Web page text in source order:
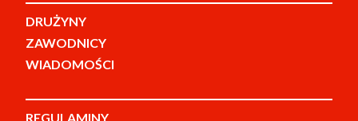
DRUŻYNY
ZAWODNICY
WIADOMOŚCI
REGULAMINY